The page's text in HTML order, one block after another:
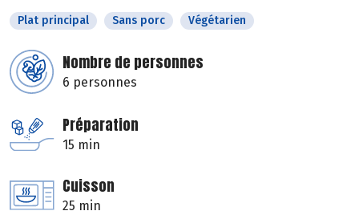
Plat principal Sans porc Végétarien
Nombre de personnes
6 personnes
Préparation
15 min
Cuisson
25 min